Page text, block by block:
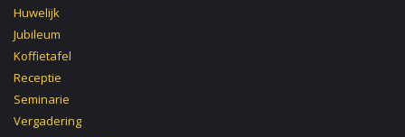
Huwelijk
Jubileum
Koffietafel
Receptie
Seminarie
Vergadering